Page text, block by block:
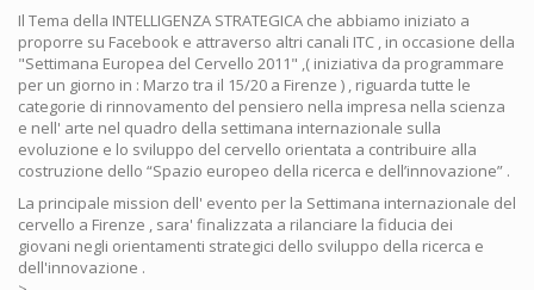
Il Tema della INTELLIGENZA STRATEGICA che abbiamo iniziato a
proporre su Facebook e attraverso altri canali ITC , in occasione della
"Settimana Europea del Cervello 2011" ,( iniziativa da programmare
per un giorno in : Marzo tra il 15/20 a Firenze ) , riguarda tutte le
categorie di rinnovamento del pensiero nella impresa nella scienza
e nell' arte nel quadro della settimana internazionale sulla
evoluzione e lo sviluppo del cervello orientata a contribuire alla
costruzione dello “Spazio europeo della ricerca e dell’innovazione” .
La principale mission dell' evento per la Settimana internazionale del
cervello a Firenze , sara' finalizzata a rilanciare la fiducia dei
giovani negli orientamenti strategici dello sviluppo della ricerca e
dell'innovazione .